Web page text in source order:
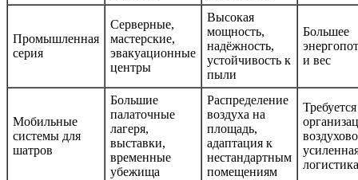
Промышленная
серия
Серверные,
мастерские,
эвакуационные
центры
Высокая
мощность,
надёжность,
устойчивость к
пыли
Большее
и вес
Мобильные
системы для
шатров
Большие
палаточные
лагеря,
выставки,
временные
убежища
Распределение
воздуха на
площадь,
адаптация к
нестандартным
помещениям
Требуется
логистика